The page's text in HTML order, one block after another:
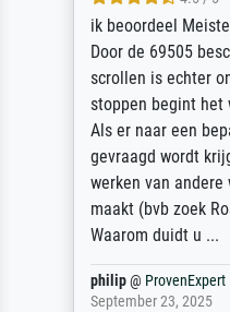
ik beoordeel
Door de 69505
scrollen is echter
stoppen begint het
Als er naar een
gevraagd wordt
werken van
maakt (bvb zoek
Waarom duidt u ...
philip@ ProvenExpert
September 23, 2025